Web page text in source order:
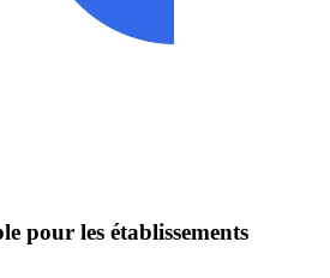
pour les établissements